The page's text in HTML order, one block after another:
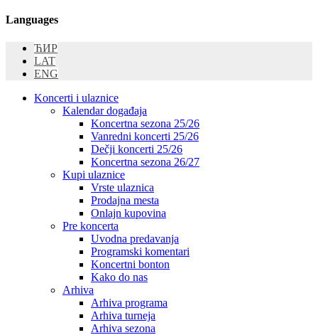
Languages
ЋИР
LAT
ENG
Koncerti i ulaznice
Kalendar događaja
Koncertna sezona 25/26
Vanredni koncerti 25/26
Dečji koncerti 25/26
Koncertna sezona 26/27
Kupi ulaznice
Vrste ulaznica
Prodajna mesta
Onlajn kupovina
Pre koncerta
Uvodna predavanja
Programski komentari
Koncertni bonton
Kako do nas
Arhiva
Arhiva programa
Arhiva turneja
Arhiva sezona